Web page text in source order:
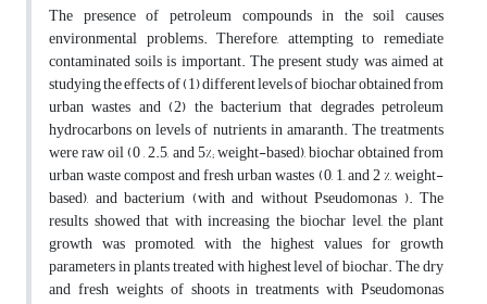
The presence of petroleum compounds in the soil causes
environmental problems. Therefore, attempting to remediate
contaminated soils is important. The present study was aimed at
studying the effects of (1) different levels of biochar obtained from
urban wastes and (2) the bacterium that degrades petroleum
hydrocarbons on levels of nutrients in amaranth. The treatments
were raw oil (0 , 2.5, and 5%; weight-based), biochar obtained from
urban waste compost and fresh urban wastes (0, 1, and 2 %, weight-
based), and bacterium (with and without Pseudomonas ). The
results showed that with increasing the biochar level, the plant
growth was promoted, with the highest values for growth
parameters in plants treated with highest level of biochar. The dry
and fresh weights of shoots in treatments with Pseudomonas